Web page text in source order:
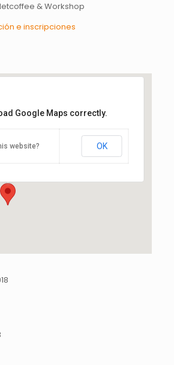
& Workshop
e inscripciones
Google Maps correctly.
website? OK